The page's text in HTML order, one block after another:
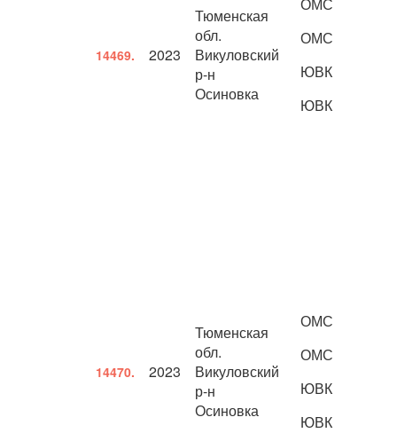
14469. 2023
Тюменская
обл.
Викуловский
р-н
Осиновка
ОМС
ЮВК
ЮВК
14470. 2023
Тюменская
обл.
Викуловский
р-н
Осиновка
ОМС
ОМС
ЮВК
ЮВК